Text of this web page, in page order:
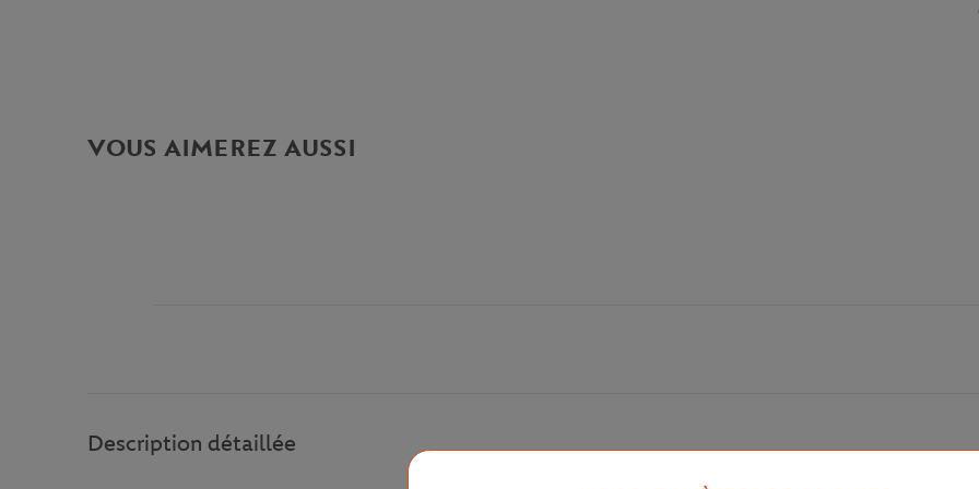
VOUS AIMEREZ AUSSI
Description détaillée